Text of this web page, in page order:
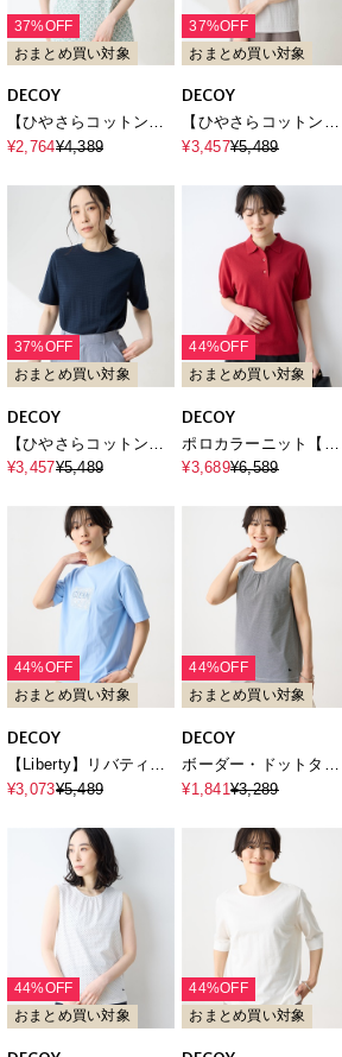
37%OFF
おまとめ買い対象
DECOY
【ひやさらコットン】
小紋柄プリントTシャツ
UVカット】
¥2,764¥4,389
37%OFF
おまとめ買い対象
DECOY
【ひやさらコットン】
ジャガードチュニックT
冷感・UVカット】
¥3,457¥5,489
37%OFF
おまとめ買い対象
DECOY
【ひやさらコットン】
ジャガードチュニックT
冷感・UVカット】
¥3,457¥5,489
44%OFF
おまとめ買い対象
DECOY
ポロカラーニット【ハ
ンドウォッシャブル】
¥3,689¥6,589
44%OFF
おまとめ買い対象
DECOY
【Liberty】リバティプ
リント半袖Tシャツ
感・オーガニックコッ
トンブレンド】
¥3,073¥5,489
44%OFF
おまとめ買い対象
DECOY
ボーダー・ドットタン
クトップ【UVカット・
ックコットン】
¥1,841¥3,289
44%OFF
おまとめ買い対象
44%OFF
おまとめ買い対象